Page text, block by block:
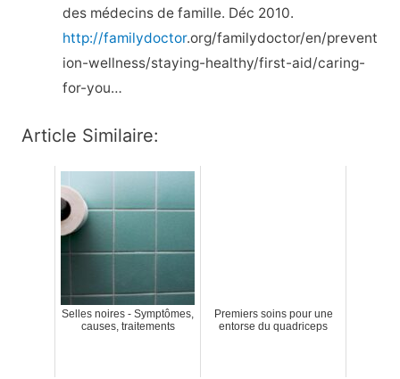
des médecins de famille. Déc 2010.
http://familydoctor.org/familydoctor/en/prevent
ion-wellness/staying-healthy/first-aid/caring-
for-you…
Article Similaire:
Selles noires - Symptômes,
causes, traitements
Premiers soins pour une
entorse du quadriceps